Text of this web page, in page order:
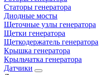
Статоры генератора
Диодные мосты
Щеточные узлы генератора
Щетки генератора
Щеткодержатель генератора
Крышка генератора
Крыльчатка генератора
Датчики